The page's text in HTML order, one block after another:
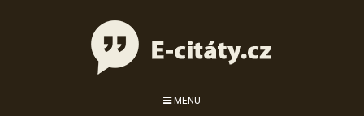
MENU